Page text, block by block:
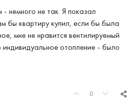
немного не так. Я показал
бы квартиру купил, если бы была
мне не нравится вентилируемый
отопление - было
0